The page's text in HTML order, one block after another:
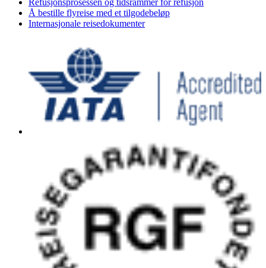
Refusjonsprosessen og tidsrammer for refusjon
Å bestille flyreise med et tilgodebeløp
Internasjonale reisedokumenter